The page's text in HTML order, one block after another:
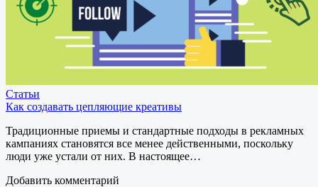
Статьи
Как создавать цепляющие креативы
Традиционные приемы и стандартные подходы в рекламных
кампаниях становятся все менее действенными, поскольку
люди уже устали от них. В настоящее…
Добавить комментарий